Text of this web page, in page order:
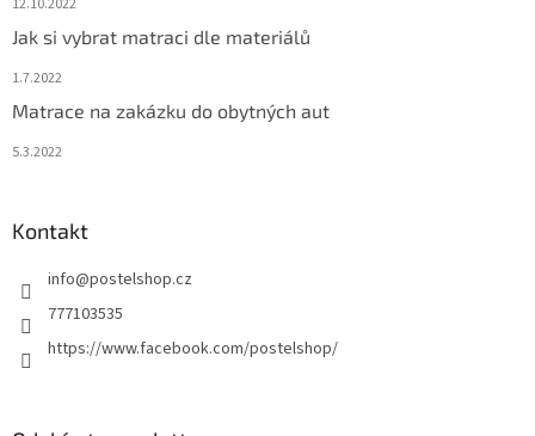
Jak si vybrat matraci dle materiálů
1.7.2022
Matrace na zakázku do obytných aut
5.3.2022
Kontakt
info@postelshop.cz
777103535
https://www.facebook.com/postelshop/